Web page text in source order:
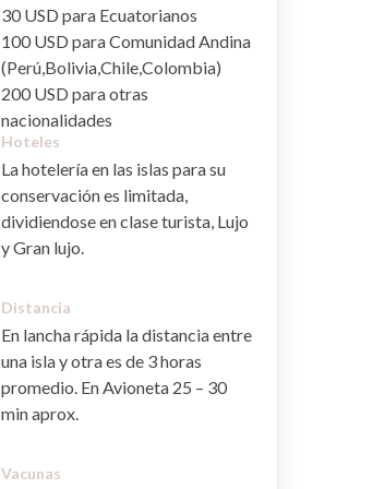
30 USD para Ecuatorianos
100 USD para Comunidad Andina
(Perú,Bolivia,Chile,Colombia)
200 USD para otras
nacionalidades
Hoteles
La hotelería en las islas para su
conservación es limitada,
dividiendose en clase turista, Lujo
y Gran lujo.
Distancia
En lancha rápida la distancia entre
una isla y otra es de 3 horas
promedio. En Avioneta 25 – 30
min aprox.
Vacunas